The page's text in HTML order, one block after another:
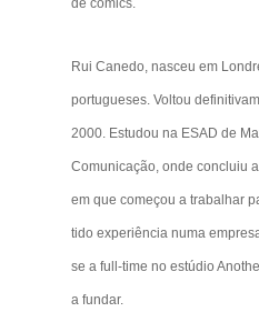
de comics.
Rui Canedo, nasceu em
portugueses. Voltou
2000. Estudou na ESAD de
Comunicação, onde concluiu
em que começou a trabalhar
tido experiência numa
se a full-time no estúdio
a fundar.